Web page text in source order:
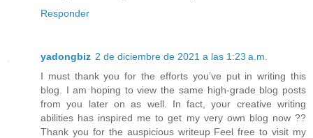
Responder
yadongbiz 2 de diciembre de 2021 a las 1:23 a.m.
I must thank you for the efforts you’ve put in writing this
blog. I am hoping to view the same high-grade blog posts
from you later on as well. In fact, your creative writing
abilities has inspired me to get my very own blog now ??
Thank you for the auspicious writeup Feel free to visit my